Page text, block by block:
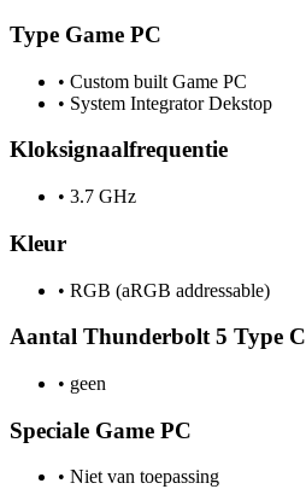
Type Game PC
• Custom built Game PC
• System Integrator Dekstop
Kloksignaalfrequentie
• 3.7 GHz
Kleur
• RGB (aRGB addressable)
Aantal Thunderbolt 5 Type C
• geen
Speciale Game PC
• Niet van toepassing